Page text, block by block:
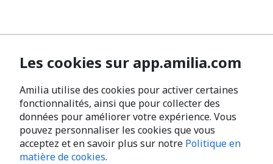
Les cookies sur app.amilia.com
Amilia utilise des cookies pour activer certaines
fonctionnalités, ainsi que pour collecter des
données pour améliorer votre expérience. Vous
pouvez personnaliser les cookies que vous
acceptez et en savoir plus sur notre Politique en
matière de cookies.